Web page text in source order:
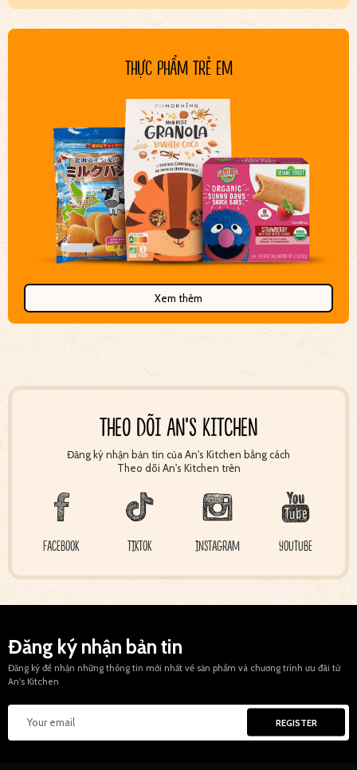
THỰC PHẨM TRẺ EM
Xem thêm
THEO DÕI AN'S KITCHEN
Đăng ký nhận bản tin của An's Kitchen bằng cách
Theo dõi An's Kitchen trên
FACEBOOK TIKTOK INSTAGRAM YOUTUBE
Đăng ký nhận bản tin
Đăng ký để nhận những thông tin mới nhất về sản phẩm và chương trình ưu đãi từ
An's Kitchen